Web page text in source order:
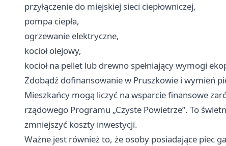
przyłączenie do miejskiej sieci ciepłowniczej,
pompa ciepła,
ogrzewanie elektryczne,
kocioł olejowy,
kocioł na pellet lub drewno spełniający wymogi
Zdobądź dofinansowanie w Pruszkowie i wymień
Mieszkańcy mogą liczyć na wsparcie finansowe
rządowego Programu „Czyste Powietrze”. To
zmniejszyć koszty inwestycji.
Ważne jest również to, że osoby posiadające piec